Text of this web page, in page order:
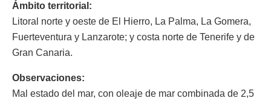
Ámbito territorial:
Litoral norte y oeste de El Hierro, La Palma, La Gomera,
Fuerteventura y Lanzarote; y costa norte de Tenerife y de
Gran Canaria.
Observaciones:
Mal estado del mar, con oleaje de mar combinada de 2,5